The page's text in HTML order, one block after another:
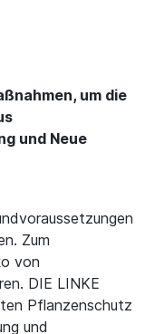
um die
und Neue
Zum
von
DIE LINKE
Pflanzenschutz
und